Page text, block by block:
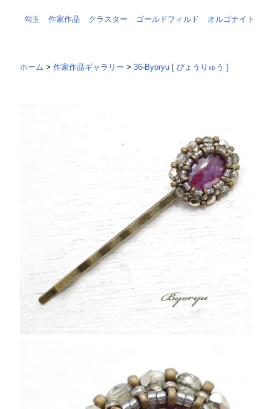
勾玉 作家作品 クラスター ゴールドフィルド オルゴナイト
ホーム >作家作品ギャラリー >36-Byoryu [ びょうりゅう ]